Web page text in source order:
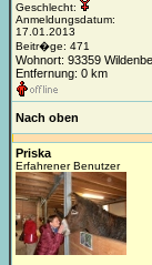
Geschlecht:
Anmeldungsdatum:
17.01.2013
Beitr�ge: 471
Wohnort: 93359
Entfernung: 0 km
Nach oben
Priska
Erfahrener Benutzer